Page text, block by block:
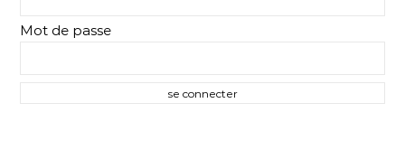
Mot de passe